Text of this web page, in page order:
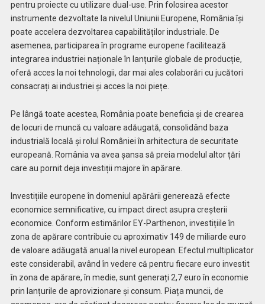
pentru proiecte cu utilizare dual-use. Prin folosirea acestor
instrumente dezvoltate la nivelul Uniunii Europene, România își
poate accelera dezvoltarea capabilităților industriale. De
asemenea, participarea în programe europene facilitează
integrarea industriei naționale în lanțurile globale de producție,
oferă acces la noi tehnologii, dar mai ales colaborări cu jucători
consacrați ai industriei și acces la noi piețe.
Pe lângă toate acestea, România poate beneficia și de crearea
de locuri de muncă cu valoare adăugată, consolidând baza
industrială locală și rolul României în arhitectura de securitate
europeană. România va avea șansa să preia modelul altor țări
care au pornit deja investiții majore în apărare.
Investițiile europene în domeniul apărării generează efecte
economice semnificative, cu impact direct asupra creșterii
economice. Conform estimărilor EY-Parthenon, investițiile în
zona de apărare contribuie cu aproximativ 149 de miliarde euro
de valoare adăugată anual la nivel european. Efectul multiplicator
este considerabil, având în vedere că pentru fiecare euro investit
în zona de apărare, în medie, sunt generați 2,7 euro în economie
prin lanțurile de aprovizionare și consum. Piața muncii, de